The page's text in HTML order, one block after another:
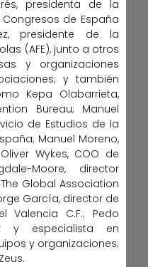
presidenta de la
de España
presidente de la
(AFE), junto a otros
y organizaciones
y también
Kepa Olabarrieta,
Bureau; Manuel
de Estudios de la
Manuel Moreno,
Wykes, COO de
Moore, director
Global Association
García, director de
Valencia C.F.; Pedo
y especialista en
y organizaciones;